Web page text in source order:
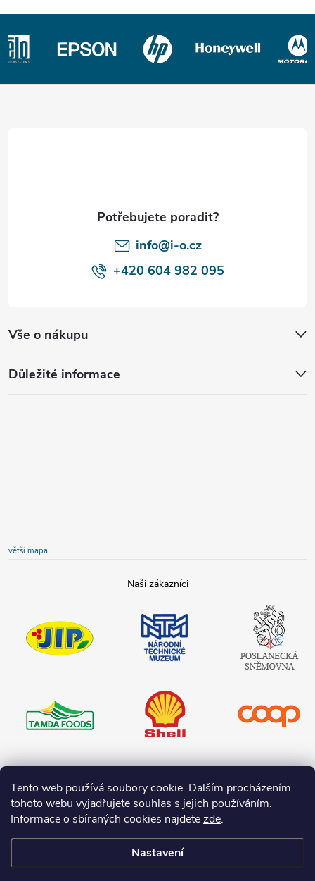
Tento web používá soubory cookie. Dalším procházením
tohoto webu vyjadřujete souhlas s jejich používáním.
Informace o sbíraných cookies najdetezde.
Nastavení
Z
info@i-o.cz
+420 604 982 095
Vše o nákupu
Důležité informace
větší mapa
technické
muzeum
Poslanecká
sněmovna
České
republiky
Teta drogerie